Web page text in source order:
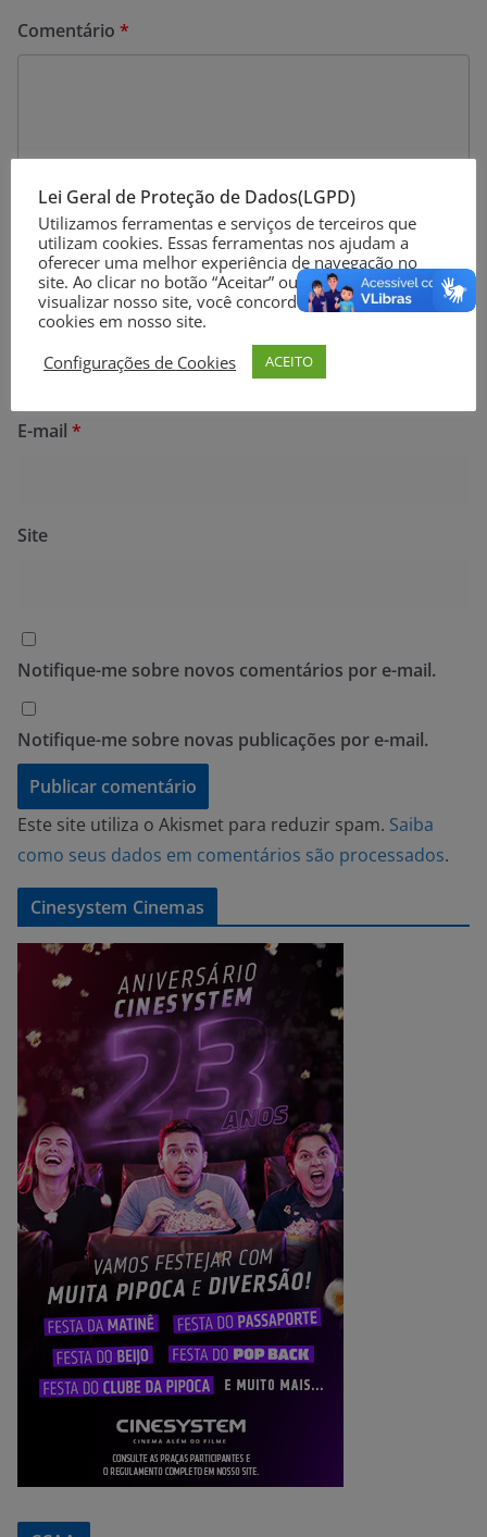
Comentário *
Nome*
E-mail *
Site
Notifique-me sobre novos comentários por e-mail.
Notifique-me sobre novas publicações por e-mail.
Este site utiliza o Akismet para reduzir spam. Saiba
como seus dados em comentários são processados.
Cinesystem Cinemas
Lei Geral de Proteção de Dados(LGPD)
Utilizamos ferramentas e serviços de terceiros que
utilizam cookies. Essas ferramentas nos ajudam a
oferecer uma melhor experiência de navegação no
site. Ao clicar no botão “Aceitar” ou continuar a
visualizar nosso site, você concorda com o uso de
cookies em nosso site.
Configurações de Cookies
ACEITO